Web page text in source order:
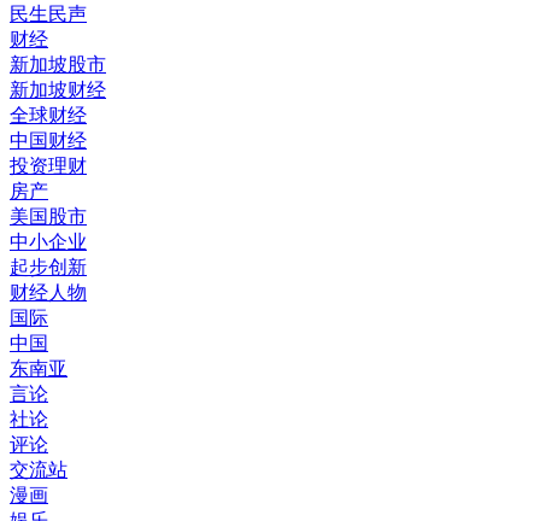
民生民声
财经
新加坡股市
新加坡财经
全球财经
中国财经
投资理财
房产
美国股市
中小企业
起步创新
财经人物
国际
中国
东南亚
言论
社论
评论
交流站
漫画